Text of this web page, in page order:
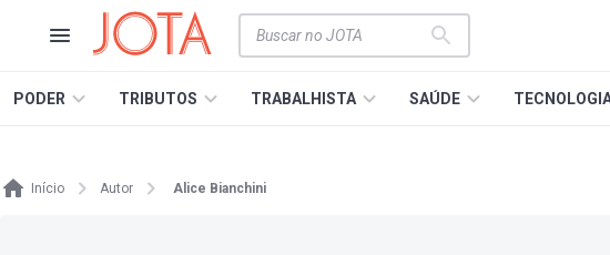
PODER TRIBUTOS TRABALHISTA SAÚDE
Início Autor Alice Bianchini